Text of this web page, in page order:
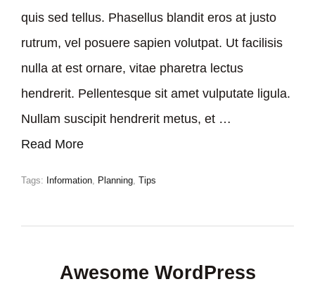
quis sed tellus. Phasellus blandit eros at justo
rutrum, vel posuere sapien volutpat. Ut facilisis
nulla at est ornare, vitae pharetra lectus
hendrerit. Pellentesque sit amet vulputate ligula.
Nullam suscipit hendrerit metus, et …
Read More
Tags: Information Planning Tips
Awesome WordPress